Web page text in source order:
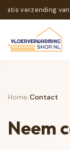
verzending
Home/Contact
Neem